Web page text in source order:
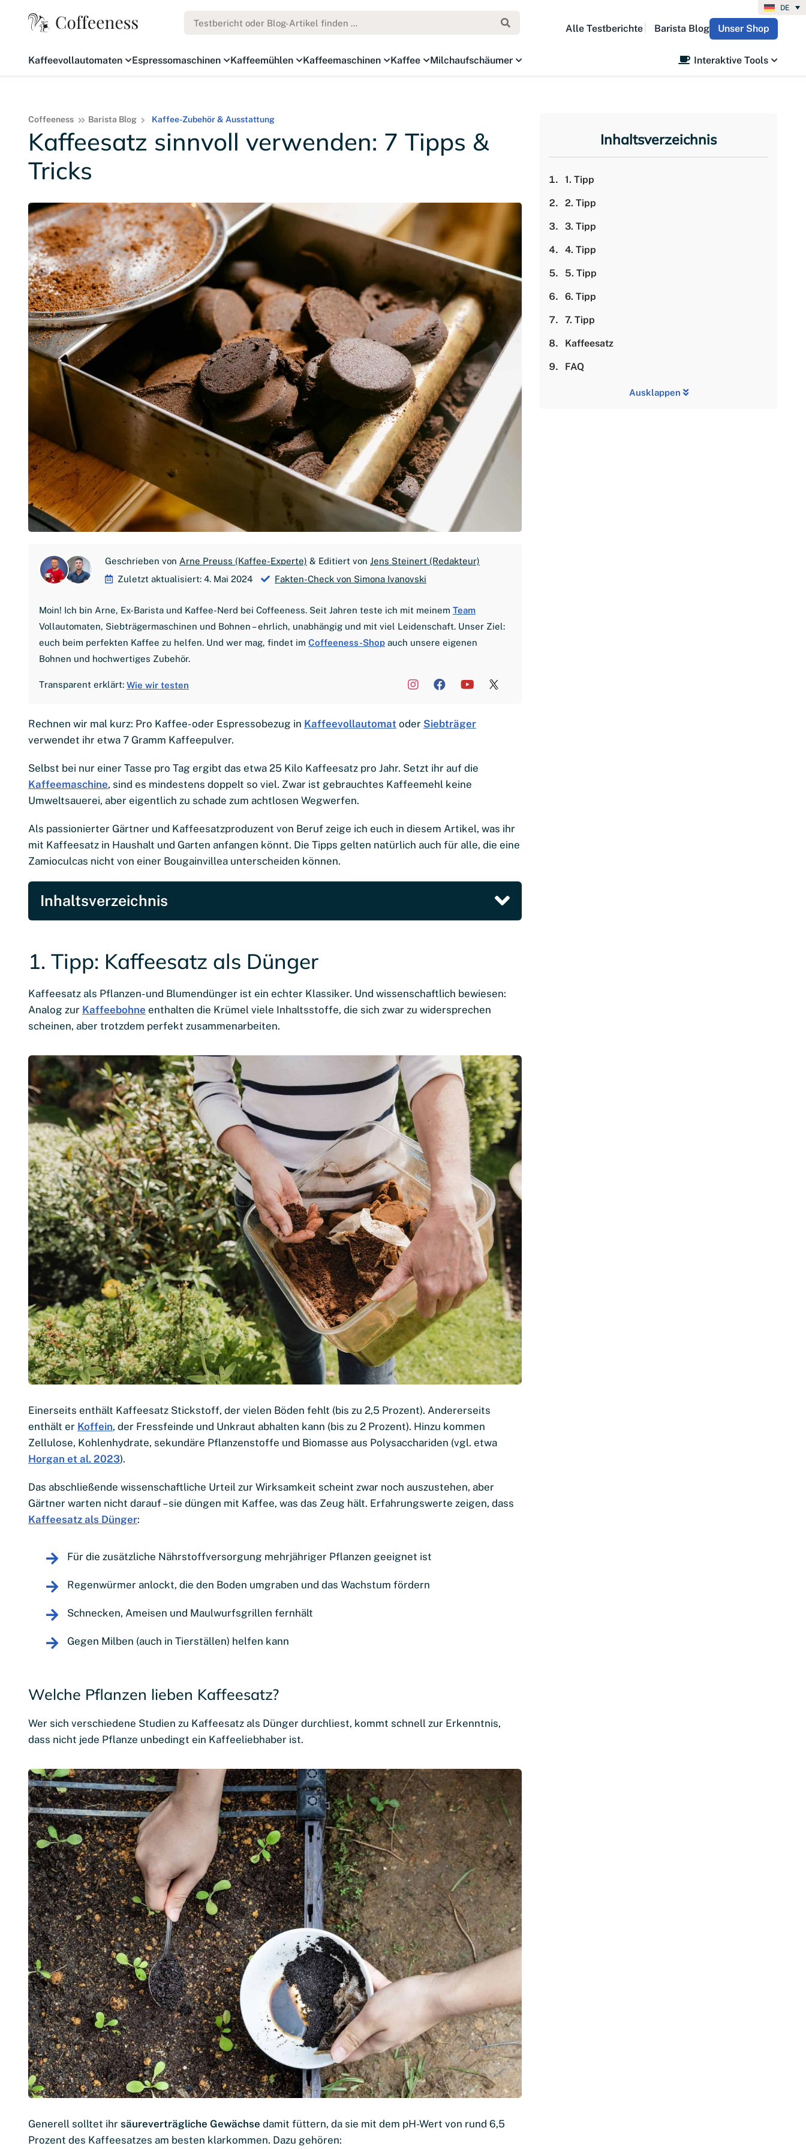
DE
Alle Testberichte Barista Blog Unser Shop
Kaffeevollautomaten Espressomaschinen Kaffeemühlen Kaffeemaschinen Kaffee Milchaufschäumer Interaktive Tools
Coffeeness Barista Blog Kaffee-Zubehör & Ausstattung
Kaffeesatz sinnvoll verwenden: 7 Tipps &
Tricks
Geschrieben von Arne Preuss (Kaffee-Experte) & Editiert von Jens Steinert (Redakteur)
Zuletzt aktualisiert: 4. Mai 2024
Fakten-Check von Simona Ivanovski
Moin! Ich bin Arne, Ex-Barista und Kaffee-Nerd bei Coffeeness. Seit Jahren teste ich mit meinem Team
Vollautomaten, Siebträgermaschinen und Bohnen – ehrlich, unabhängig und mit viel Leidenschaft. Unser Ziel:
euch beim perfekten Kaffee zu helfen. Und wer mag, findet im Coffeeness-Shop auch unsere eigenen
Bohnen und hochwertiges Zubehör.
Transparent erklärt: Wie wir testen
Rechnen wir mal kurz: Pro Kaffee- oder Espressobezug in Kaffeevollautomat oder Siebträger
verwendet ihr etwa 7 Gramm Kaffeepulver.
Selbst bei nur einer Tasse pro Tag ergibt das etwa 25 Kilo Kaffeesatz pro Jahr. Setzt ihr auf die
Kaffeemaschine, sind es mindestens doppelt so viel. Zwar ist gebrauchtes Kaffeemehl keine
Umweltsauerei, aber eigentlich zu schade zum achtlosen Wegwerfen.
Als passionierter Gärtner und Kaffeesatzproduzent von Beruf zeige ich euch in diesem Artikel, was ihr
mit Kaffeesatz in Haushalt und Garten anfangen könnt. Die Tipps gelten natürlich auch für alle, die eine
Zamioculcas nicht von einer Bougainvillea unterscheiden können.
Inhaltsverzeichnis
1. Tipp: Kaffeesatz als Dünger
Kaffeesatz als Pflanzen- und Blumendünger ist ein echter Klassiker. Und wissenschaftlich bewiesen:
Analog zur Kaffeebohne enthalten die Krümel viele Inhaltsstoffe, die sich zwar zu widersprechen
scheinen, aber trotzdem perfekt zusammenarbeiten.
Einerseits enthält Kaffeesatz Stickstoff, der vielen Böden fehlt (bis zu 2,5 Prozent). Andererseits
enthält er Koffein, der Fressfeinde und Unkraut abhalten kann (bis zu 2 Prozent). Hinzu kommen
Zellulose, Kohlenhydrate, sekundäre Pflanzenstoffe und Biomasse aus Polysacchariden (vgl. etwa
Horgan et al. 2023).
Das abschließende wissenschaftliche Urteil zur Wirksamkeit scheint zwar noch auszustehen, aber
Gärtner warten nicht darauf – sie düngen mit Kaffee, was das Zeug hält. Erfahrungswerte zeigen, dass
Kaffeesatz als Dünger:
Für die zusätzliche Nährstoffversorgung mehrjähriger Pflanzen geeignet ist
Regenwürmer anlockt, die den Boden umgraben und das Wachstum fördern
Schnecken, Ameisen und Maulwurfsgrillen fernhält
Gegen Milben (auch in Tierställen) helfen kann
Welche Pflanzen lieben Kaffeesatz?
Wer sich verschiedene Studien zu Kaffeesatz als Dünger durchliest, kommt schnell zur Erkenntnis,
dass nicht jede Pflanze unbedingt ein Kaffeeliebhaber ist.
Generell solltet ihr säureverträgliche Gewächse damit füttern, da sie mit dem pH-Wert von rund 6,5
Prozent des Kaffeesatzes am besten klarkommen. Dazu gehören:
Inhaltsverzeichnis
1. Tipp
2. Tipp
3. Tipp
4. Tipp
5. Tipp
6. Tipp
7. Tipp
Kaffeesatz
FAQ
Ausklappen